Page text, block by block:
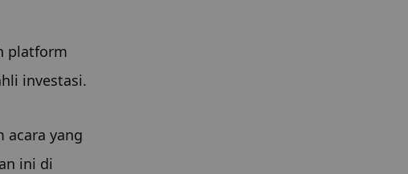
platform
investasi.
acara yang
ini di